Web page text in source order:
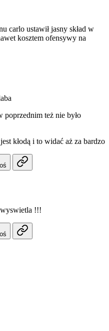
carlo ustawił jasny skład w
kosztem ofensywy na
poprzednim też nie było
kłodą i to widać aż za bardzo
!!!